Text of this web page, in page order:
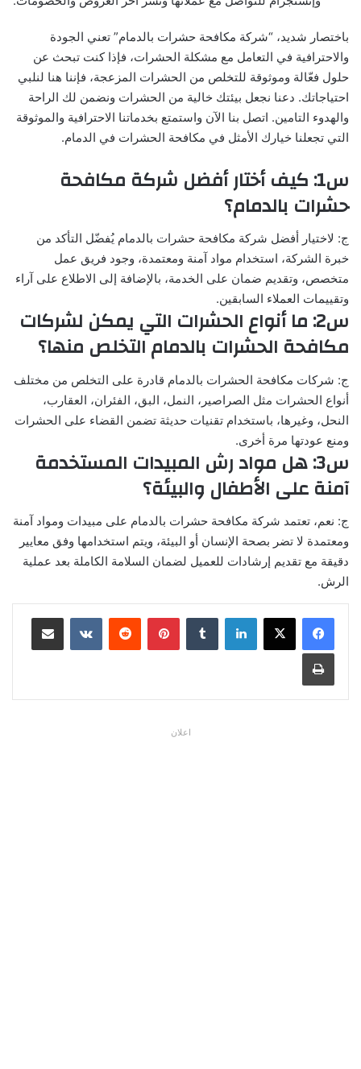
باختصار شديد، “شركة مكافحة حشرات بالدمام” تعني الجودة
والاحترافية في التعامل مع مشكلة الحشرات، فإذا كنت تبحث عن
حلول فعّالة وموثوقة للتخلص من الحشرات المزعجة، فإننا هنا لنلبي
احتياجاتك. دعنا نجعل بيئتك خالية من الحشرات ونضمن لك الراحة
والهدوء التامين. اتصل بنا الآن واستمتع بخدماتنا الاحترافية والموثوقة
التي تجعلنا خيارك الأمثل في مكافحة الحشرات في الدمام.
س1: كيف أختار أفضل شركة مكافحة
حشرات بالدمام؟
ج: لاختيار أفضل شركة مكافحة حشرات بالدمام يُفضّل التأكد من
خبرة الشركة، استخدام مواد آمنة ومعتمدة، وجود فريق عمل
متخصص، وتقديم ضمان على الخدمة، بالإضافة إلى الاطلاع على آراء
وتقييمات العملاء السابقين.
س2: ما أنواع الحشرات التي يمكن لشركات
مكافحة الحشرات بالدمام التخلص منها؟
ج: شركات مكافحة الحشرات بالدمام قادرة على التخلص من مختلف
أنواع الحشرات مثل الصراصير، النمل، البق، الفئران، العقارب،
النحل، وغيرها، باستخدام تقنيات حديثة تضمن القضاء على الحشرات
ومنع عودتها مرة أخرى.
س3: هل مواد رش المبيدات المستخدمة
آمنة على الأطفال والبيئة؟
ج: نعم، تعتمد شركة مكافحة حشرات بالدمام على مبيدات ومواد آمنة
ومعتمدة لا تضر بصحة الإنسان أو البيئة، ويتم استخدامها وفق معايير
دقيقة مع تقديم إرشادات للعميل لضمان السلامة الكاملة بعد عملية
الرش.
لينكدإن بينتيريست مشاركة عبر البريد
طباعة
اعلان